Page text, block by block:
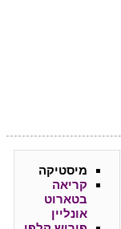
מיסטיקה
קריאה
בטארוט
אונליין